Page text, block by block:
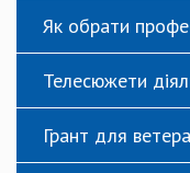
Як обрати
Телесюжети
Грант для